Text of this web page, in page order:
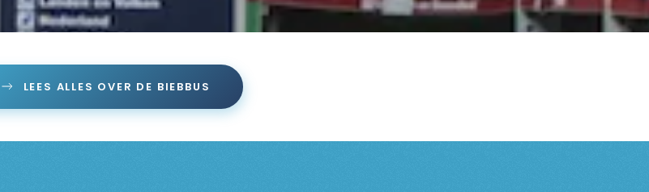
LEES ALLES OVER DE BIEBBUS